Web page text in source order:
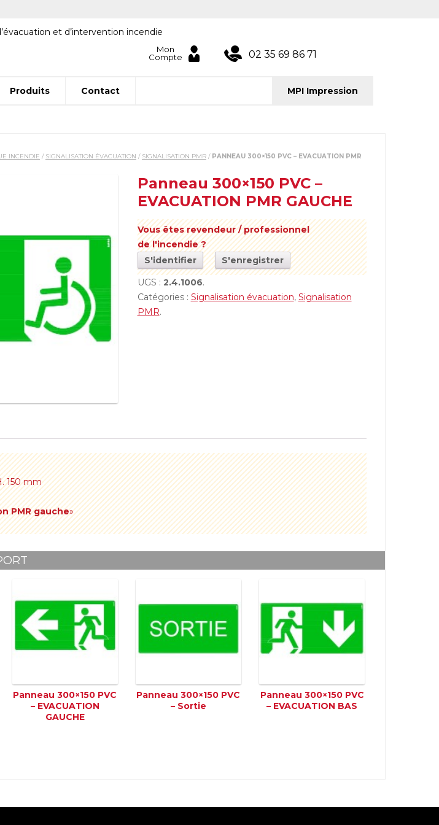
et d’intervention incendie
Mon
Compte
02 35 69 86 71
Produits Contact MPI Impression
INCENDIE / SIGNALISATION ÉVACUATION / SIGNALISATION PMR / PANNEAU 300×150 PVC – EVACUATION PMR
Panneau 300×150 PVC –
EVACUATION PMR GAUCHE
Vous êtes revendeur / professionnel
de l'incendie ?
S'identifier
S'enregistrer
UGS : 2.4.1006.
Catégories : Signalisation évacuation, Signalisation
PMR.
150 mm
PMR gauche»
Panneau 300×150 PVC
– EVACUATION
GAUCHE
Panneau 300×150 PVC
– Sortie
Panneau 300×150 PVC
– EVACUATION BAS